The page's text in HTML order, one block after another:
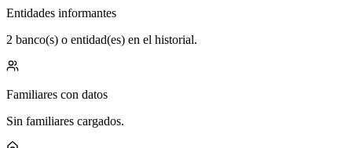
Entidades informantes
2 banco(s) o entidad(es) en el historial.
Familiares con datos
Sin familiares cargados.